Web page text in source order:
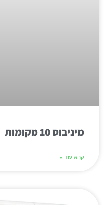
מיניבוס 10 מקומות
קרא עוד »